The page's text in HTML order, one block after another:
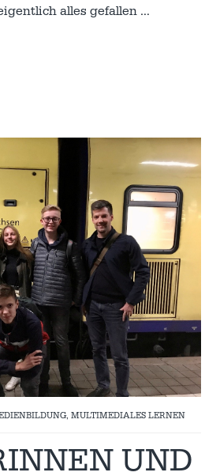
alles gefallen …
, MULTIMEDIALES LERNEN
UND